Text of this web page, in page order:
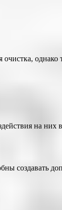
однако
на них
создавать